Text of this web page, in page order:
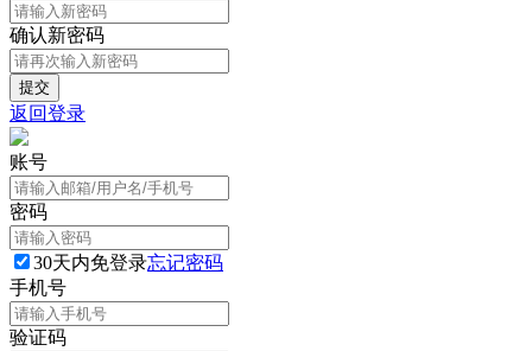
确认新密码
返回登录
账号
密码
30天内免登录忘记密码
手机号
验证码